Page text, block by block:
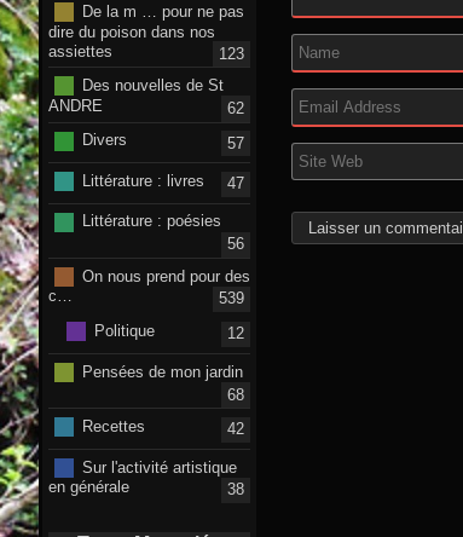
De la m … pour ne pas
dire du poison dans nos
assiettes
123
Des nouvelles de St
ANDRE
62
Divers
57
Littérature : livres 47
Littérature : poésies
56
On nous prend pour des
c…
539
Politique
12
Pensées de mon jardin
68
Recettes
42
Sur l'activité artistique
en générale
38